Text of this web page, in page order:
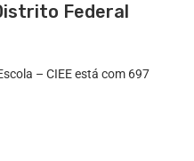
Federal
– CIEE está com 697